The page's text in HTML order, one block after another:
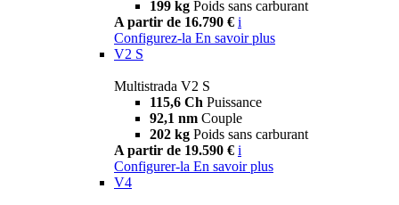
199 kg Poids sans carburant
A partir de 16.790 € i
Configurez-la En savoir plus
V2 S
Multistrada V2 S
115,6 Ch Puissance
92,1 nm Couple
202 kg Poids sans carburant
A partir de 19.590 € i
Configurer-la En savoir plus
V4